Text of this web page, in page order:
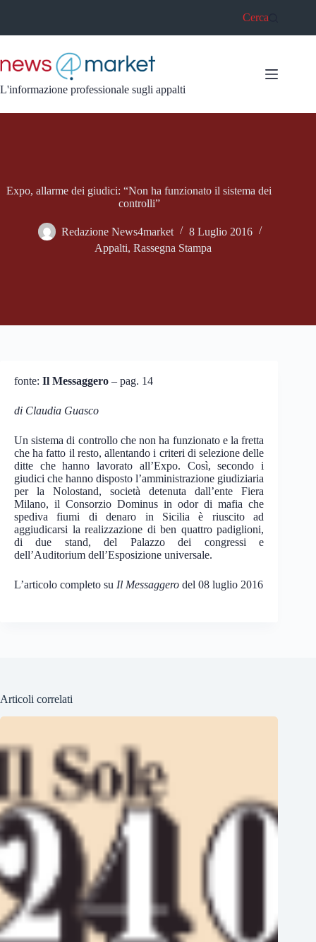
Cerca
L'informazione professionale sugli appalti
Expo, allarme dei giudici: “Non ha funzionato il sistema dei
controlli”
Redazione News4market
8 Luglio 2016
Appalti,Rassegna Stampa
fonte: Il Messaggero – pag. 14
di Claudia Guasco
Un sistema di controllo che non ha funzionato e la fretta
che ha fatto il resto, allentando i criteri di selezione delle
ditte che hanno lavorato all’Expo. Così, secondo i
giudici che hanno disposto l’amministrazione giudiziaria
per la Nolostand, società detenuta dall’ente Fiera
Milano, il Consorzio Dominus in odor di mafia che
spediva fiumi di denaro in Sicilia è riuscito ad
aggiudicarsi la realizzazione di ben quattro padiglioni,
di due stand, del Palazzo dei congressi e
dell’Auditorium dell’Esposizione universale.
L’articolo completo su Il Messaggero del 08 luglio 2016
Articoli correlati